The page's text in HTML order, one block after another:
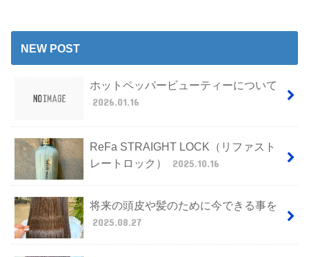
NEW POST
ホットペッパービューティーについて
2026.01.16
ReFa STRAIGHT LOCK（リファスト
レートロック）
2025.10.16
将来の頭皮や髪のために今できる事を
2025.08.27